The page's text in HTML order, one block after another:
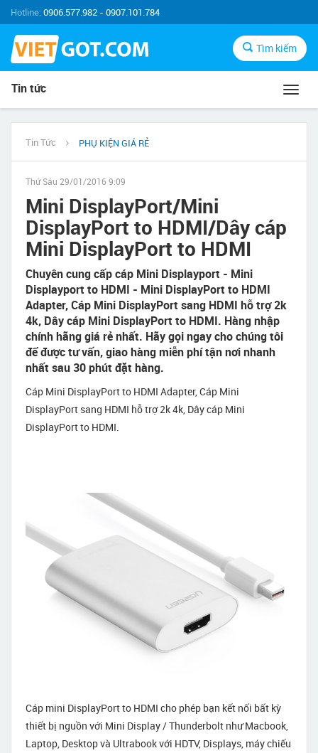
Hotline:0906.577.982 - 0907.101.784
Tìm kiếm
Tin tức
Tin Tức PHỤ KIỆN GIÁ RẺ
Thứ Sáu 29/01/2016 9:09
Mini DisplayPort/Mini
DisplayPort to HDMI/Dây cáp
Mini DisplayPort to HDMI
Chuyên cung cấp cáp Mini Displayport - Mini
Displayport to HDMI - Mini DisplayPort to HDMI
Adapter, Cáp Mini DisplayPort sang HDMI hỗ trợ 2k
4k, Dây cáp Mini DisplayPort to HDMI. Hàng nhập
chính hãng giá rẻ nhất. Hãy gọi ngay cho chúng tôi
để được tư vấn, giao hàng miễn phí tận nơi nhanh
nhất sau 30 phút đặt hàng.
Cáp Mini DisplayPort to HDMI Adapter, Cáp Mini
DisplayPort sang HDMI hỗ trợ 2k 4k, Dây cáp Mini
DisplayPort to HDMI.
Cáp mini DisplayPort to HDMI cho phép bạn kết nối bất kỳ
thiết bị nguồn với Mini Display / Thunderbolt như Macbook,
Laptop, Desktop và Ultrabook với HDTV, Displays, máy chiếu